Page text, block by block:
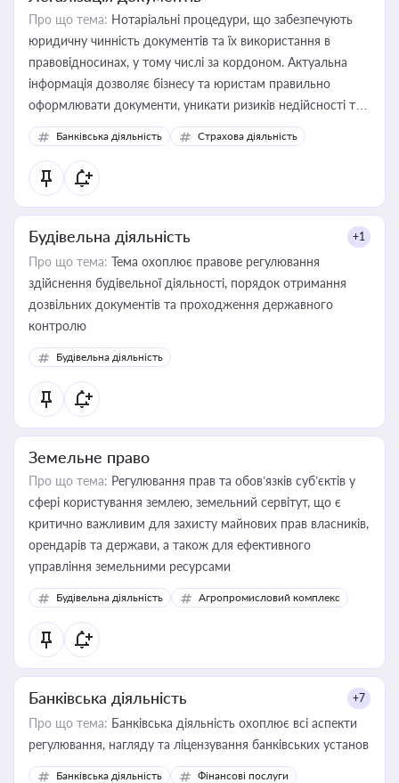
Про що тема: Нотаріальні процедури, що забезпечують
юридичну чинність документів та їх використання в
правовідносинах, у тому числі за кордоном. Актуальна
інформація дозволяє бізнесу та юристам правильно
оформлювати документи, уникати ризиків недійсності та
забезпечувати їх належне прийняття органами влади та
контрагентами
Банківська діяльність Страхова діяльність
Будівельна діяльність +1
Про що тема: Тема охоплює правове регулювання
здійснення будівельної діяльності, порядок отримання
дозвільних документів та проходження державного
контролю
Будівельна діяльність
Земельне право
Про що тема: Регулювання прав та обов’язків суб’єктів у
сфері користування землею, земельний сервітут, що є
критично важливим для захисту майнових прав власників,
орендарів та держави, а також для ефективного
управління земельними ресурсами
Будівельна діяльність Агропромисловий комплекс
Банківська діяльність +7
Про що тема: Банківська діяльність охоплює всі аспекти
регулювання, нагляду та ліцензування банківських установ
Банківська діяльність Фінансові послуги